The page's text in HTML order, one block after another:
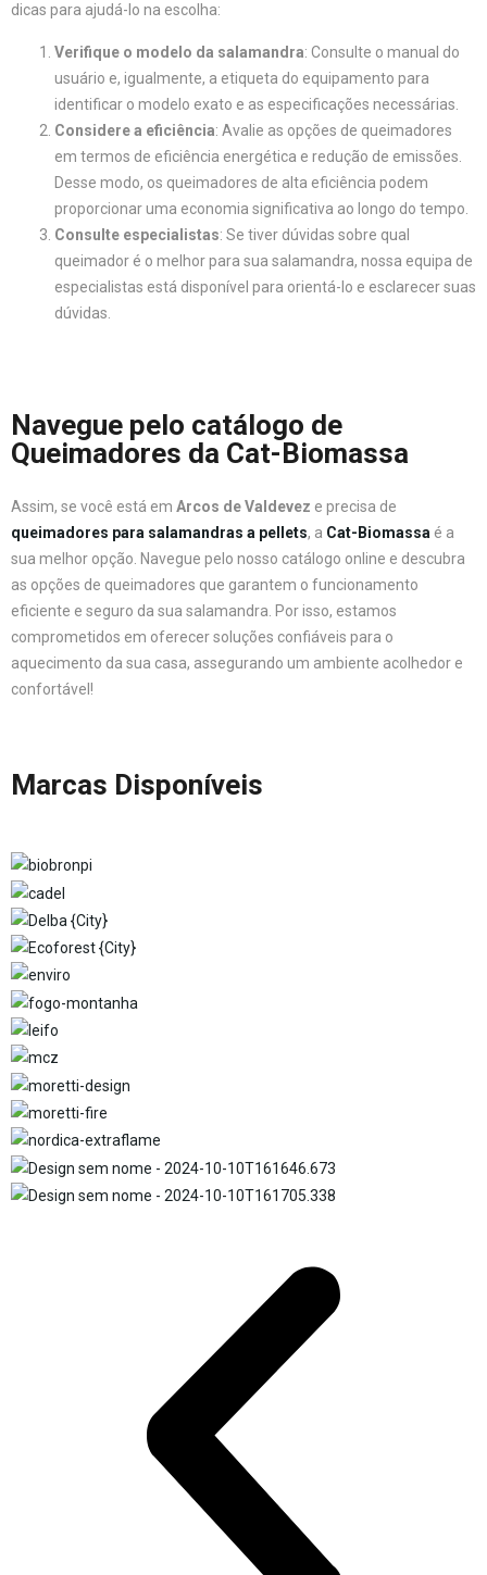
dicas para ajudá-lo na escolha:
Verifique o modelo da salamandra: Consulte o manual do
usuário e, igualmente, a etiqueta do equipamento para
identificar o modelo exato e as especificações necessárias.
Considere a eficiência: Avalie as opções de queimadores
em termos de eficiência energética e redução de emissões.
Desse modo, os queimadores de alta eficiência podem
proporcionar uma economia significativa ao longo do tempo.
Consulte especialistas: Se tiver dúvidas sobre qual
queimador é o melhor para sua salamandra, nossa equipa de
especialistas está disponível para orientá-lo e esclarecer suas
dúvidas.
Navegue pelo catálogo de
Queimadores da Cat-Biomassa
Assim, se você está em Arcos de Valdevez e precisa de
queimadores para salamandras a pellets, a Cat-Biomassa é a
sua melhor opção. Navegue pelo nosso catálogo online e descubra
as opções de queimadores que garantem o funcionamento
eficiente e seguro da sua salamandra. Por isso, estamos
comprometidos em oferecer soluções confiáveis para o
aquecimento da sua casa, assegurando um ambiente acolhedor e
confortável!
Marcas Disponíveis